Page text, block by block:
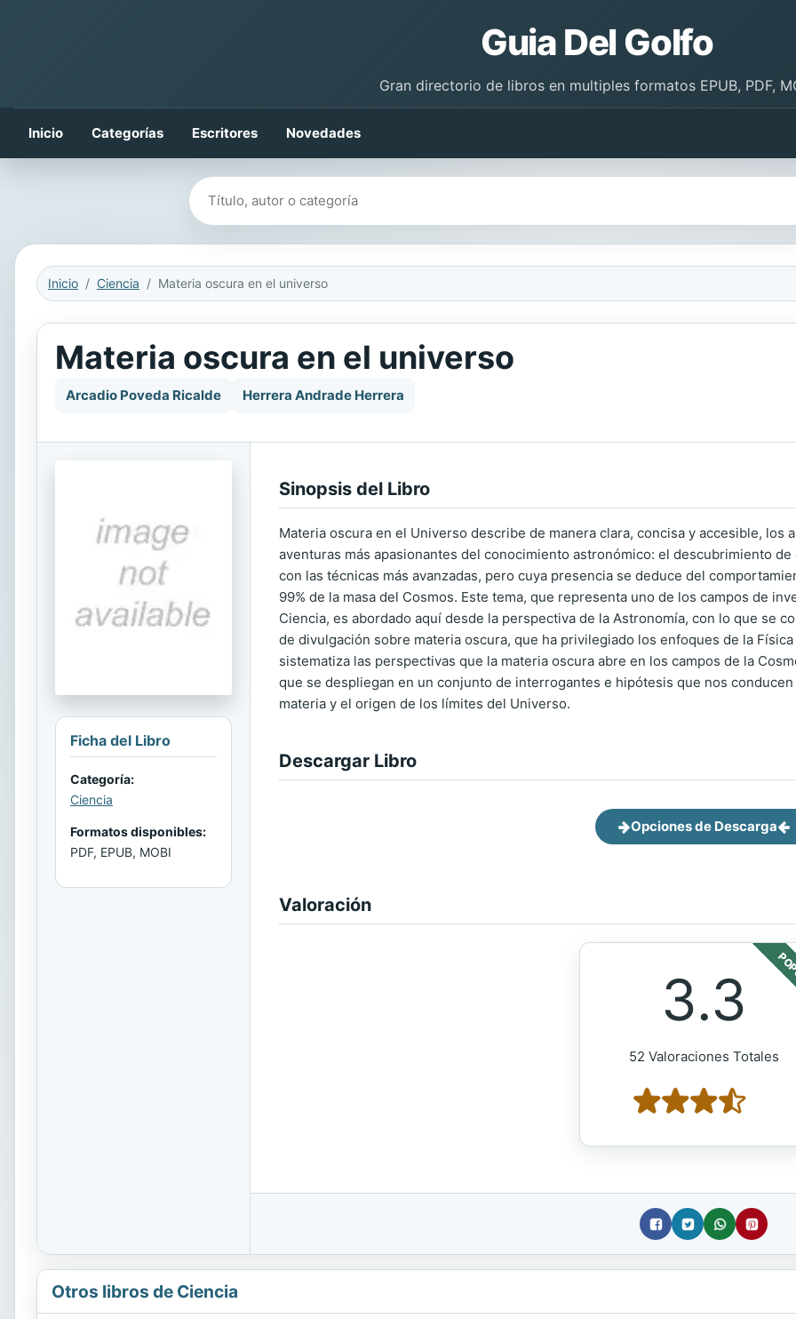
Guia Del Golfo
Gran directorio de libros en multiples formatos EPUB, PDF,
Inicio Categorías Escritores Novedades
Buscar libros
Inicio Ciencia Materia oscura en el universo
Materia oscura en el universo
Arcadio Poveda Ricalde Herrera Andrade Herrera
Ficha del Libro
Categoría:
Ciencia
Formatos disponibles:
PDF, EPUB, MOBI
Sinopsis del Libro
Materia oscura en el Universo describe de manera clara, concisa y accesible,
aventuras más apasionantes del conocimiento astronómico: el descubrimiento
con las técnicas más avanzadas, pero cuya presencia se deduce del
99% de la masa del Cosmos. Este tema, que representa uno de los campos de
Ciencia, es abordado aquí desde la perspectiva de la Astronomía, con lo que se
de divulgación sobre materia oscura, que ha privilegiado los enfoques de la
sistematiza las perspectivas que la materia oscura abre en los campos de la
que se despliegan en un conjunto de interrogantes e hipótesis que nos
materia y el origen de los límites del Universo.
Descargar Libro
Opciones de Descarga
Valoración
3.3
52 Valoraciones Totales
Otros libros de Ciencia